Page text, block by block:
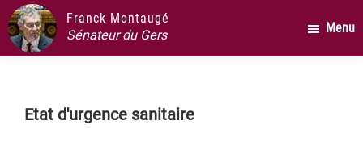
Passer
au
contenu
Passer
la
latérale
Passer
au
pied
page
Franck Montaugé
Sénateur du Gers
Menu
Etat d'urgence sanitaire